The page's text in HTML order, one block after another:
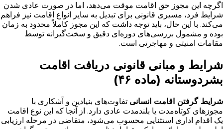
اگرچه این مجوز حق اقامت موقت می‌دهد، اما در صورت عادی شدن
شرایط فرد، مسیری قانونی برای تبدیل به سایر انواع اقامت نیز فراهم
می‌کند. با این حال، باید توجه داشت که این مجوز کاملاً محدود به زمان
بوده و مشمول بررسی‌های دوره‌ای دقیق و سخت‌گیرانه توسط
مقامات امنیتی و مهاجرتی است.
شرایط و مبانی قانونی دریافت اقامت
بشردوستانه (ماده ۴۶)
شرایط گرفتن اقامت انسانی تفاوت‌های بنیادین و آشکاری با
مجوزهای کوتاه‌مدت یا بلندمدت عادی دارد. از آنجا که این نوع اقامت
یک اقدام اداری استثنایی محسوب می‌شود، متقاضی در مرحله ارزیابی